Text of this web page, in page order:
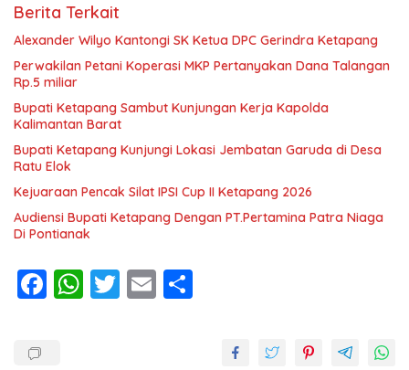
Berita Terkait
Alexander Wilyo Kantongi SK Ketua DPC Gerindra Ketapang
Perwakilan Petani Koperasi MKP Pertanyakan Dana Talangan
Rp.5 miliar
Bupati Ketapang Sambut Kunjungan Kerja Kapolda
Kalimantan Barat
Bupati Ketapang Kunjungi Lokasi Jembatan Garuda di Desa
Ratu Elok
Kejuaraan Pencak Silat IPSI Cup II Ketapang 2026
Audiensi Bupati Ketapang Dengan PT.Pertamina Patra Niaga
Di Pontianak
F W T E